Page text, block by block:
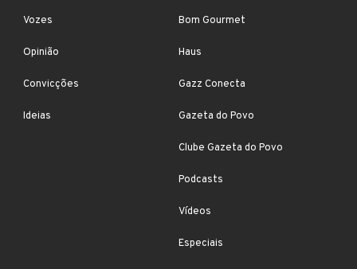
Vozes
Opinião
Convicções
Ideias
Bom Gourmet
Haus
Gazz Conecta
Gazeta do Povo
Clube Gazeta do Povo
Podcasts
Vídeos
Especiais